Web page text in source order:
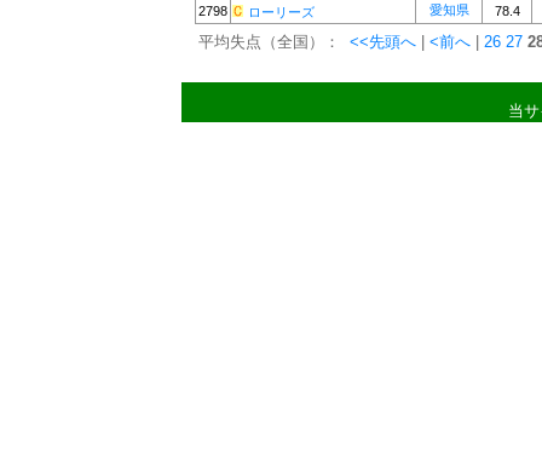
2798 ローリーズ 愛知県 78.4
平均失点（全国）： <<先頭へ <前へ 26 27
当